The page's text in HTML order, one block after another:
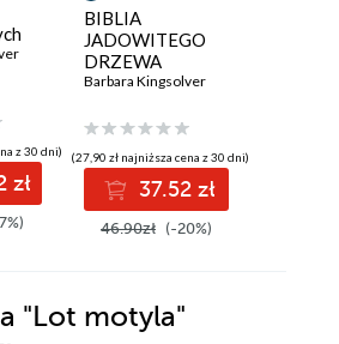
z 30 dni)
zł
BIBLIA
JADOWITEGO
DRZEWA
Barbara Kingsolver
(27,90 zł najniższa cena z 30 dni)
37.52 zł
46.90zł (-20%)
"Lot motyla"